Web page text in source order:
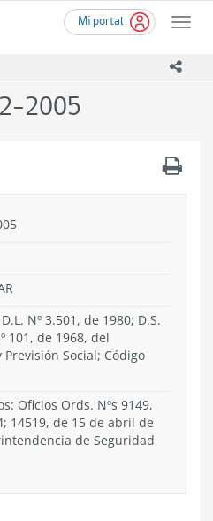
Mi portal
Toggle
2005
Nº 3.501, de 1980; D.S.
101, de 1968, del
Social; Código
Oficios Ords. Nºs 9149,
14519, de 15 de abril de
de Seguridad